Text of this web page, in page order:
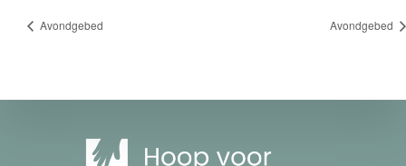
Avondgebed Avondgebed